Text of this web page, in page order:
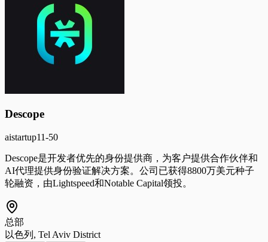
Descope
aistartup11-50
Descope是开发者优先的身份提供商，为客户提供合作伙伴和
AI代理提供身份验证解决方案。公司已获得8800万美元种子
轮融资，由Lightspeed和Notable Capital领投。
总部
以色列, Tel Aviv District